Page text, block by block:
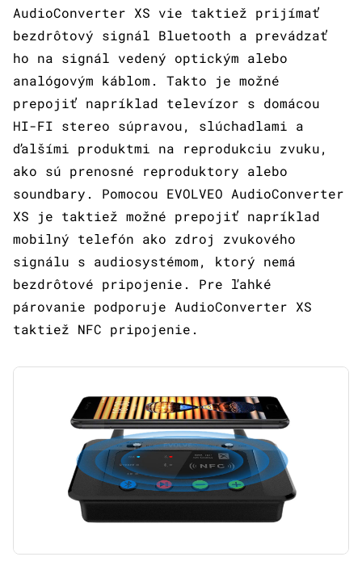
AudioConverter XS vie taktiež prijímať
bezdrôtový signál Bluetooth a prevádzať
ho na signál vedený optickým alebo
analógovým káblom. Takto je možné
prepojiť napríklad televízor s domácou
HI-FI stereo súpravou, slúchadlami a
ďalšími produktmi na reprodukciu zvuku,
ako sú prenosné reproduktory alebo
soundbary. Pomocou EVOLVEO AudioConverter
XS je taktiež možné prepojiť napríklad
mobilný telefón ako zdroj zvukového
signálu s audiosystémom, ktorý nemá
bezdrôtové pripojenie. Pre ľahké
párovanie podporuje AudioConverter XS
taktiež NFC pripojenie.